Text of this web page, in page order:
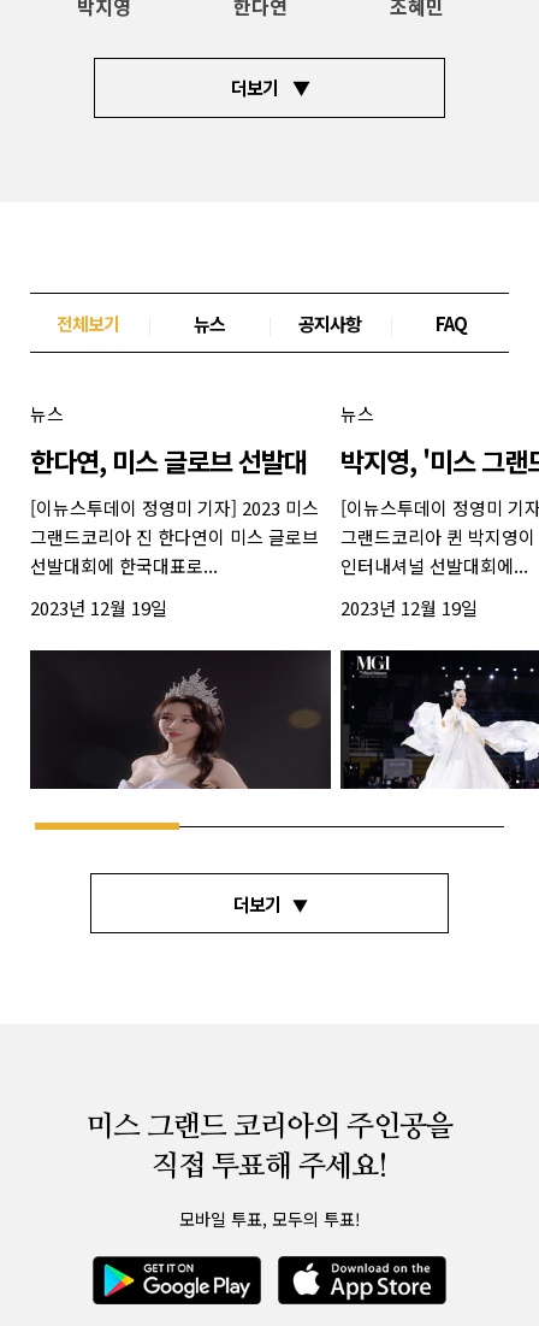
박지영 한다연 조혜민
더보기 ▼
전체보기 뉴스 공지사항 FAQ
뉴스
한다연, 미스 글로브 선발대
[이뉴스투데이 정영미 기자] 2023 미스
그랜드코리아 진 한다연이 미스 글로브
선발대회에 한국대표로...
2023년 12월 19일
뉴스
박지영, '미스 그랜
[이뉴스투데이 정영미 기
그랜드코리아 퀸 박지영
인터내셔널 선발대회에...
2023년 12월 19일
더보기
미스 그랜드 코리아의 주인공을
직접 투표해 주세요!
모바일 투표, 모두의 투표!